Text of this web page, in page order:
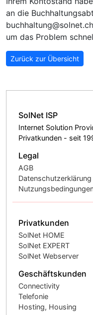
an die
um das Problem
Zurück zur Übersicht
SolNet ISP
Internet Solution
Privatkunden - seit
Legal
AGB
Datenschutzerklärung
Privatkunden
SolNet HOME
SolNet EXPERT
SolNet Webserver
Geschäftskunden
Connectivity
Telefonie
Hosting, Housing